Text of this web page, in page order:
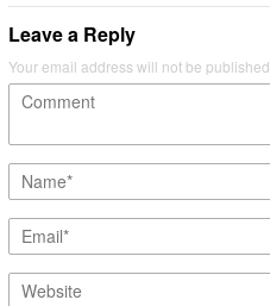
Leave a Reply
Your email address will not be published.